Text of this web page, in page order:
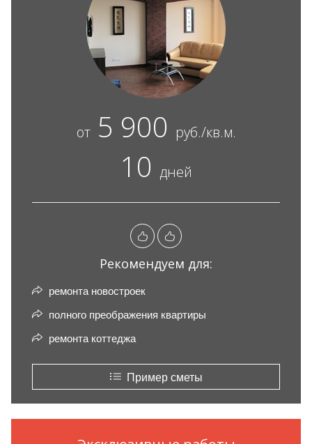
от5 900 руб./кв.м.
10 дней
Рекомендуем для:
ремонта новостроек
полного преображения квартиры
ремонта коттеджа
Пример сметы